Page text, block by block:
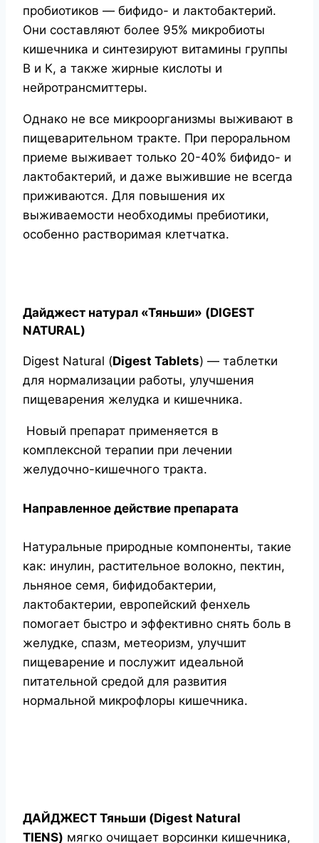
пробиотиков — бифидо- и лактобактерий.
Они составляют более 95% микробиоты
кишечника и синтезируют витамины группы
В и К, а также жирные кислоты и
нейротрансмиттеры.
Однако не все микроорганизмы выживают в
пищеварительном тракте. При пероральном
приеме выживает только 20-40% бифидо- и
лактобактерий, и даже выжившие не всегда
приживаются. Для повышения их
выживаемости необходимы пребиотики,
особенно растворимая клетчатка.
Дайджест натурал «Тяньши» (DIGEST
NATURAL)
Digest Natural (Digest Tablets) — таблетки
для нормализации работы, улучшения
пищеварения желудка и кишечника.
Новый препарат применяется в
комплексной терапии при лечении
желудочно-кишечного тракта.
Направленное действие препарата
Натуральные природные компоненты, такие
как: инулин, растительное волокно, пектин,
льняное семя, бифидобактерии,
лактобактерии, европейский фенхель
помогает быстро и эффективно снять боль в
желудке, спазм, метеоризм, улучшит
пищеварение и послужит идеальной
питательной средой для развития
нормальной микрофлоры кишечника.
ДАЙДЖЕСТ Тяньши (Digest Natural
TIENS) мягко очищает ворсинки кишечника,